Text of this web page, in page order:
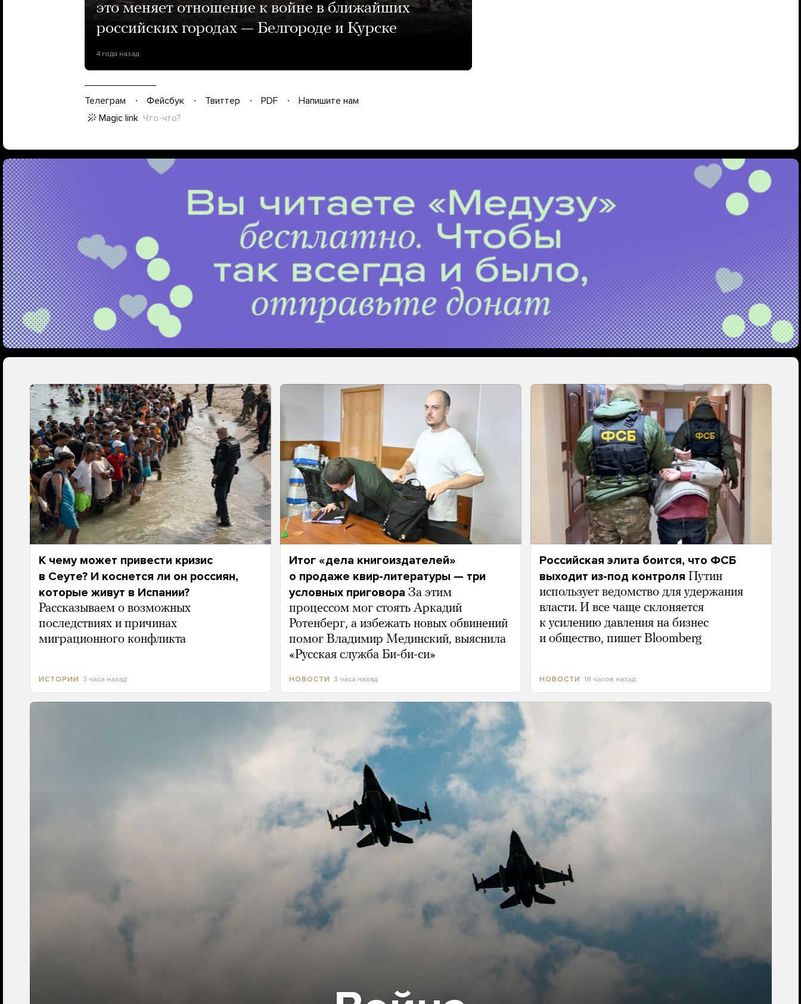
это меняет отношение к войне в ближайших
российских городах — Белгороде и Курске
4 года назад
Телеграм Фейсбук Твиттер PDF
Напишите нам
Magic link Что-что?
К чему может привести кризис
в Сеуте? И коснется ли он россиян,
которые живут в Испании?
Рассказываем о возможных
последствиях и причинах
миграционного конфликта
ИСТОРИИ 3 часа назад
Итог «дела книгоиздателей»
о продаже квир-литературы — три
условных приговора За этим
процессом мог стоять Аркадий
Ротенберг, а избежать новых обвинений
помог Владимир Мединский, выяснила
«Русская служба Би-би-си»
НОВОСТИ 3 часа назад
Российская элита боится, что ФСБ
выходит из-под контроля Путин
использует ведомство для удержания
власти. И все чаще склоняется
к усилению давления на бизнес
и общество, пишет Bloomberg
НОВОСТИ 18 часов назад